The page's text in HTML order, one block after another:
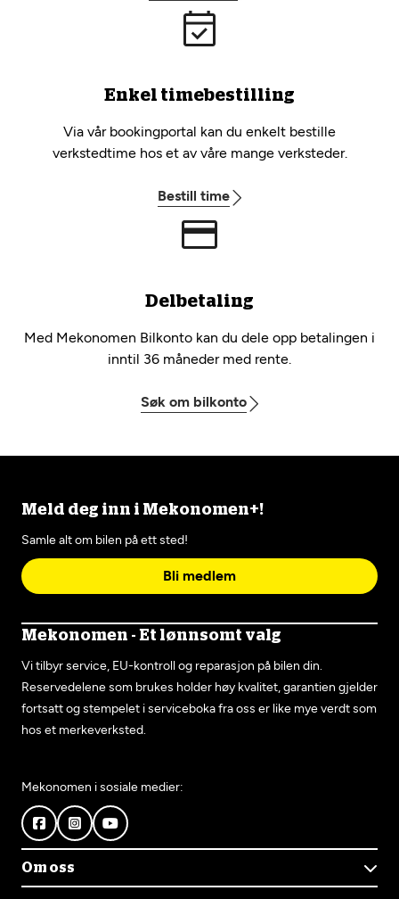
Enkel timebestilling
Via vår bookingportal kan du enkelt bestille
verkstedtime hos et av våre mange verksteder.
Bestill time
Delbetaling
Med Mekonomen Bilkonto kan du dele opp betalingen i
inntil 36 måneder med rente.
Søk om bilkonto
Meld deg inn i Mekonomen+!
Samle alt om bilen på ett sted!
Bli medlem
Mekonomen - Et lønnsomt valg
Vi tilbyr service, EU-kontroll og reparasjon på bilen din.
Reservedelene som brukes holder høy kvalitet, garantien gjelder
fortsatt og stempelet i serviceboka fra oss er like mye verdt som
hos et merkeverksted.
Mekonomen i sosiale medier:
Om oss